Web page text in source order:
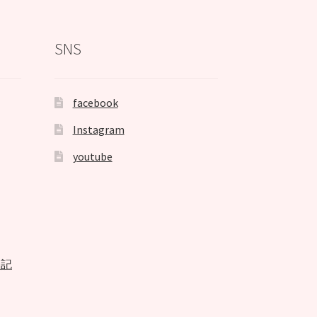
SNS
facebook
Instagram
youtube